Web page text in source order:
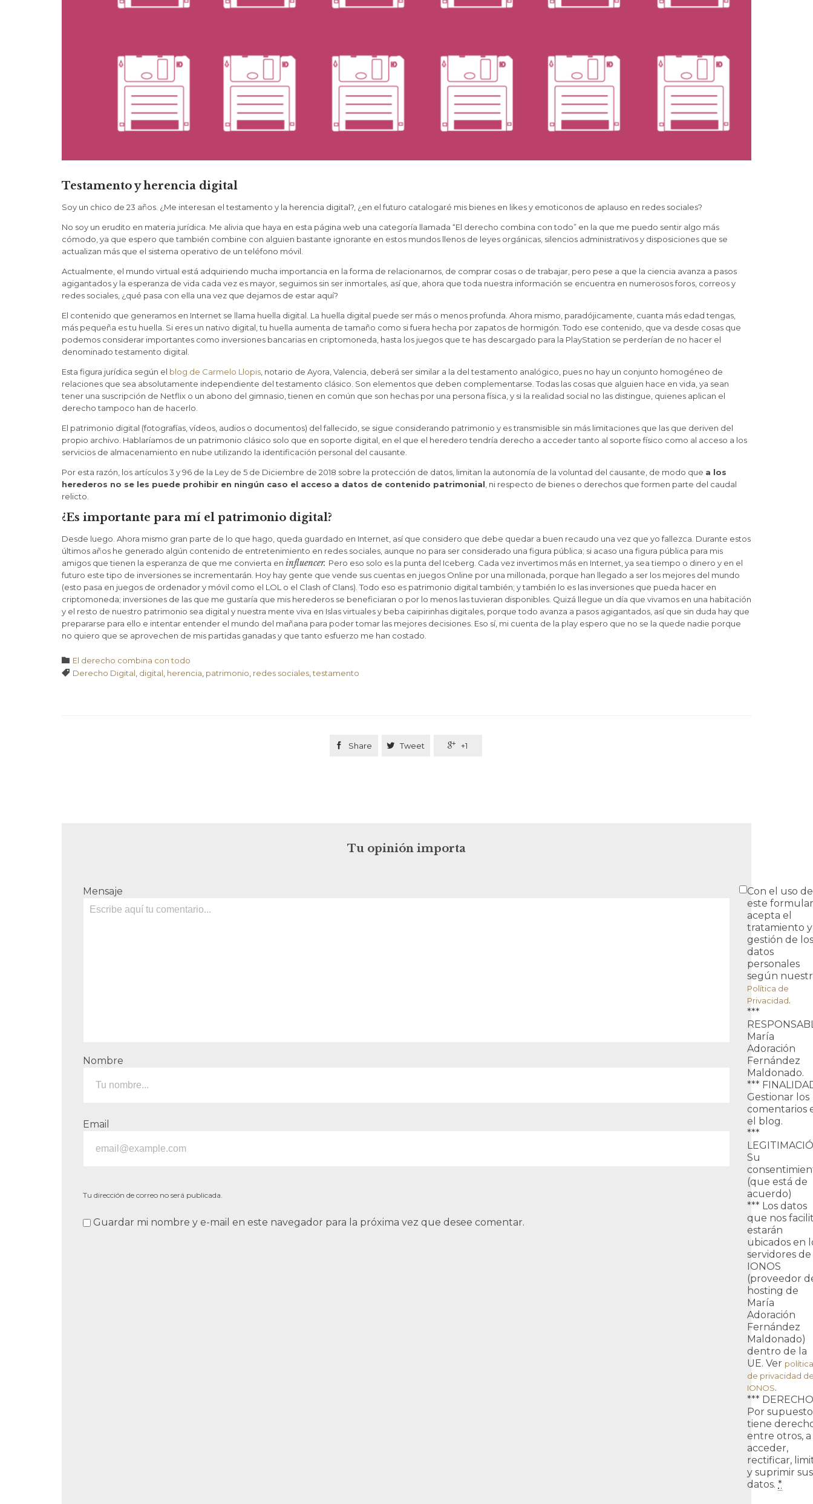
Testamento y herencia digital
Soy un chico de 23 años. ¿Me interesan el testamento y la herencia digital?, ¿en el futuro catalogaré mis bienes en likes y emoticonos de aplauso en redes sociales?
No soy un erudito en materia jurídica. Me alivia que haya en esta página web una categoría llamada “El derecho combina con todo” en la que me puedo sentir algo más
cómodo, ya que espero que también combine con alguien bastante ignorante en estos mundos llenos de leyes orgánicas, silencios administrativos y disposiciones que se
actualizan más que el sistema operativo de un teléfono móvil.
Actualmente, el mundo virtual está adquiriendo mucha importancia en la forma de relacionarnos, de comprar cosas o de trabajar, pero pese a que la ciencia avanza a pasos
agigantados y la esperanza de vida cada vez es mayor, seguimos sin ser inmortales, así que, ahora que toda nuestra información se encuentra en numerosos foros, correos y
redes sociales, ¿qué pasa con ella una vez que dejamos de estar aquí?
El contenido que generamos en Internet se llama huella digital. La huella digital puede ser más o menos profunda. Ahora mismo, paradójicamente, cuanta más edad tengas,
más pequeña es tu huella. Si eres un nativo digital, tu huella aumenta de tamaño como si fuera hecha por zapatos de hormigón. Todo ese contenido, que va desde cosas que
podemos considerar importantes como inversiones bancarias en criptomoneda, hasta los juegos que te has descargado para la PlayStation se perderían de no hacer el
denominado testamento digital.
Esta figura jurídica según el blog de Carmelo Llopis , notario de Ayora, Valencia, deberá ser similar a la del testamento analógico, pues no hay un conjunto homogéneo de
relaciones que sea absolutamente independiente del testamento clásico. Son elementos que deben complementarse. Todas las cosas que alguien hace en vida, ya sean
tener una suscripción de Netflix o un abono del gimnasio, tienen en común que son hechas por una persona física, y si la realidad social no las distingue, quienes aplican el
derecho tampoco han de hacerlo.
El patrimonio digital (fotografías, vídeos, audios o documentos) del fallecido, se sigue considerando patrimonio y es transmisible sin más limitaciones que las que deriven del
propio archivo. Hablaríamos de un patrimonio clásico solo que en soporte digital, en el que el heredero tendría derecho a acceder tanto al soporte físico como al acceso a los
servicios de almacenamiento en nube utilizando la identificación personal del causante.
Por esta razón, los artículos 3 y 96 de la Ley de 5 de Diciembre de 2018 sobre la protección de datos, limitan la autonomía de la voluntad del causante, de modo que a los
herederos no se les puede prohibir en ningún caso el acceso a datos de contenido patrimonial , ni respecto de bienes o derechos que formen parte del caudal
relicto.
¿Es importante para mí el patrimonio digital?
Desde luego. Ahora mismo gran parte de lo que hago, queda guardado en Internet, así que considero que debe quedar a buen recaudo una vez que yo fallezca. Durante estos
últimos años he generado algún contenido de entretenimiento en redes sociales, aunque no para ser considerado una figura pública; si acaso una figura pública para mis
amigos que tienen la esperanza de que me convierta en influencer. Pero eso solo es la punta del Iceberg. Cada vez invertimos más en Internet, ya sea tiempo o dinero y en el
futuro este tipo de inversiones se incrementarán. Hoy hay gente que vende sus cuentas en juegos Online por una millonada, porque han llegado a ser los mejores del mundo
(esto pasa en juegos de ordenador y móvil como el LOL o el Clash of Clans). Todo eso es patrimonio digital también; y también lo es las inversiones que pueda hacer en
criptomoneda; inversiones de las que me gustaría que mis herederos se beneficiaran o por lo menos las tuvieran disponibles. Quizá llegue un día que vivamos en una habitación
y el resto de nuestro patrimonio sea digital y nuestra mente viva en Islas virtuales y beba caipirinhas digitales, porque todo avanza a pasos agigantados, así que sin duda hay que
prepararse para ello e intentar entender el mundo del mañana para poder tomar las mejores decisiones. Eso sí, mi cuenta de la play espero que no se la quede nadie porque
no quiero que se aprovechen de mis partidas ganadas y que tanto esfuerzo me han costado.
 Categoría
El derecho combina con todo
 Tags
Derecho Digital digital herencia patrimonio redes sociales ,testamento
 Share  Tweet  +1
Tu opinión importa
Mensaje
Nombre
Email
Tu dirección de correo no será publicada.
Guardar mi nombre y e-mail en este navegador para la próxima vez que desee comentar.
Con el uso de
este
acepta el
tratamiento y
gestión de los
datos
personales
según
Política de
Privacidad.
***
María
Adoración
Fernández
Maldonado.
***
Gestionar los
comentarios
el blog.
***
Su
(que está de
acuerdo)
*** Los datos
que nos
estarán
ubicados en
servidores de
IONOS
(proveedor
hosting de
María
Adoración
Fernández
Maldonado)
dentro de la
UE. Ver política
de privacidad
IONOS.
***
Por supuesto
tiene
entre otros, a
acceder,
rectificar,
y suprimir sus
datos. *